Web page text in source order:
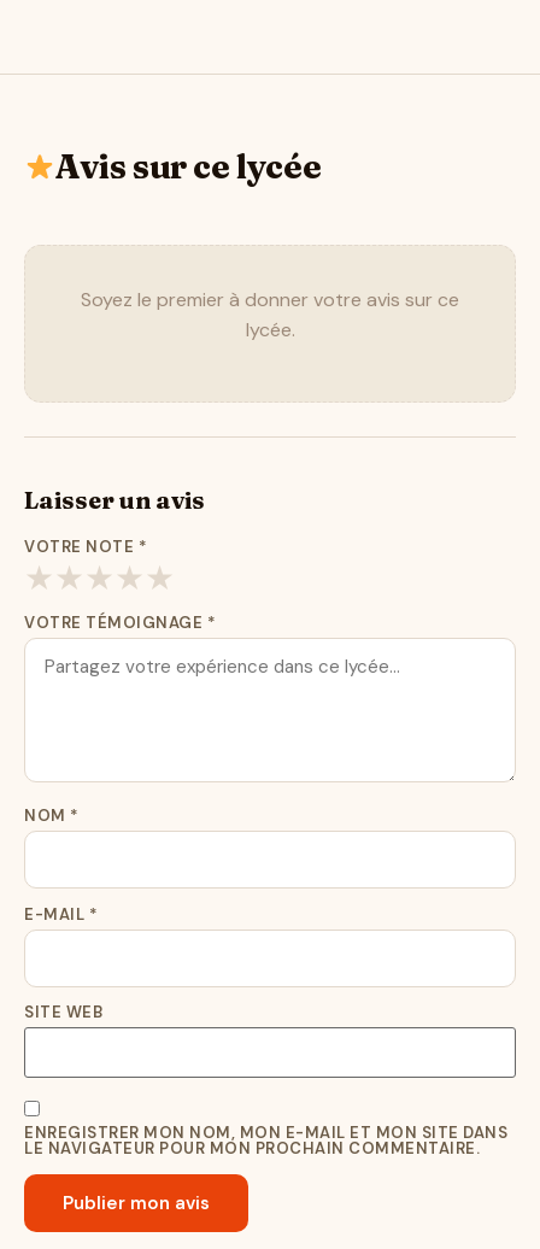
Avis sur ce lycée
Soyez le premier à donner votre avis sur ce
lycée.
Laisser un avis
VOTRE NOTE *
★★★★★
VOTRE TÉMOIGNAGE *
NOM *
E-MAIL *
SITE WEB
ENREGISTRER MON NOM, MON E-MAIL ET MON SITE DANS
LE NAVIGATEUR POUR MON PROCHAIN COMMENTAIRE.